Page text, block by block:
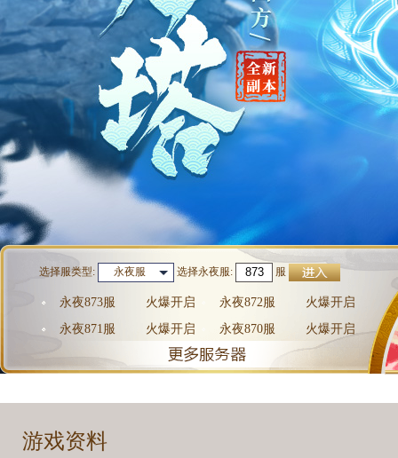
选择服类型: 永夜服 选择永夜服: 服
永夜873服 火爆开启 永夜872服
火爆开启
永夜871服
火爆开启 永夜870服 火爆开启
游戏资料